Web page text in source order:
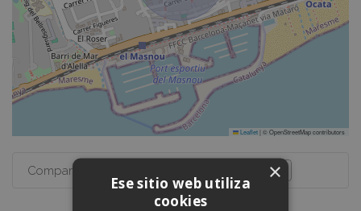
Leaflet| © OpenStreetMap contributors
Compartir esta propiedad: ×
Ese sitio web utiliza
cookies